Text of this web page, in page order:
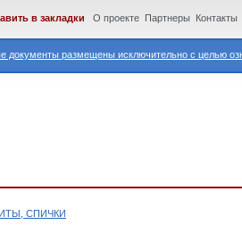
документы размещены исключительно с целью
в закладки О проекте Партнеры Контакты
СПИЧКИ